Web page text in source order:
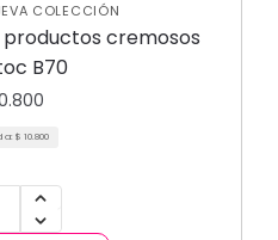
COLECCIÓN
cremosos
B70
a: $ 10.800